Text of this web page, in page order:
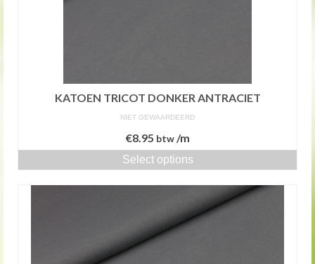
KATOEN TRICOT DONKER ANTRACIET
NIET GEWAARDEERD
€8.95 btw/m
Select options